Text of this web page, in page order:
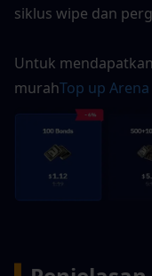
siklus wipe dan
Untuk
murahTop up